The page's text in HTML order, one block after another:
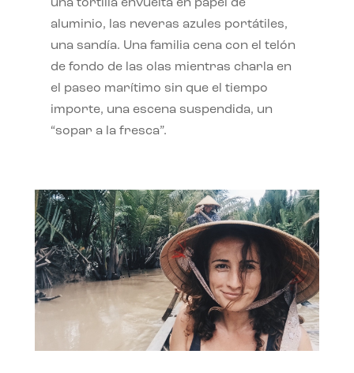
una tortilla envuelta en papel de
aluminio, las neveras azules portátiles,
una sandía. Una familia cena con el telón
de fondo de las olas mientras charla en
el paseo marítimo sin que el tiempo
importe, una escena suspendida, un
“sopar a la fresca”.